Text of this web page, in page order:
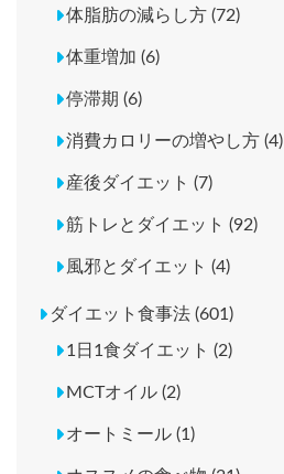
体脂肪の減らし方 (72)
体重増加 (6)
停滞期 (6)
消費カロリーの増やし方 (4)
産後ダイエット (7)
筋トレとダイエット (92)
風邪とダイエット (4)
ダイエット食事法 (601)
1日1食ダイエット (2)
MCTオイル (2)
オートミール (1)